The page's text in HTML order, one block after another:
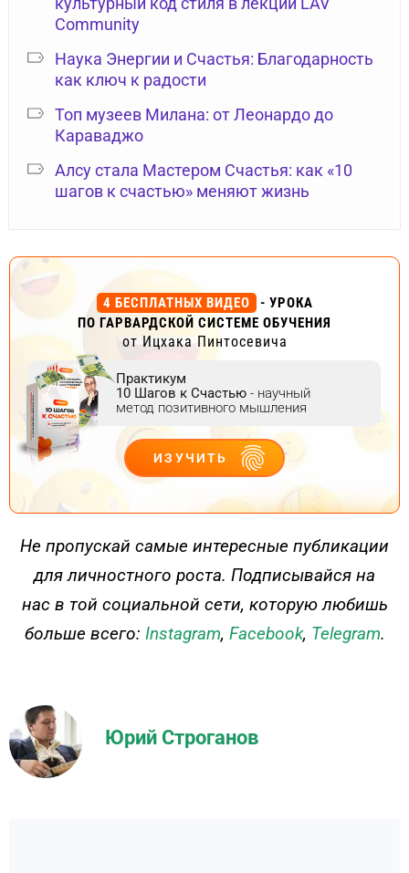
Community
Наука Энергии и Счастья: Благодарность
как ключ к радости
Топ музеев Милана: от Леонардо до
Караваджо
Алсу стала Мастером Счастья: как «10
шагов к счастью» меняют жизнь
4 БЕСПЛАТНЫХ ВИДЕО
- УРОКА
ПО ГАРВАРДСКОЙ СИСТЕМЕ ОБУЧЕНИЯ
от Ицхака Пинтосевича
Практикум
10 Шагов к Счастью - научный
метод позитивного мышления
ИЗУЧИТЬ
ДЕЙСТВУЙ
Не пропускай самые интересные публикации
для личностного роста. Подписывайся на
нас в той социальной сети, которую любишь
больше всего: Instagram, Facebook, Telegram.
Юрий Строганов